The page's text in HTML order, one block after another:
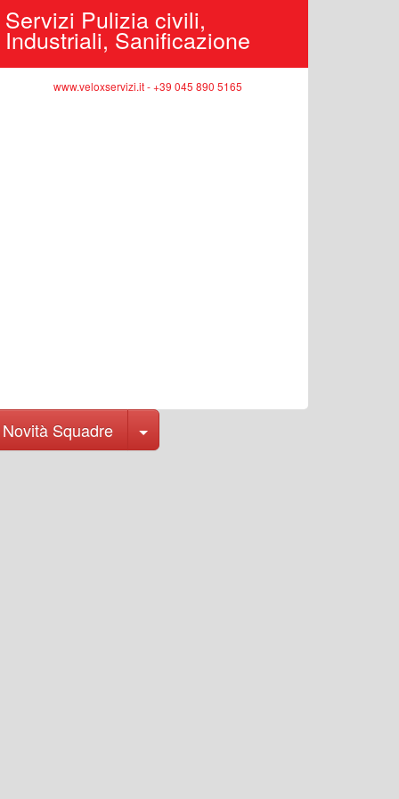
Servizi Pulizia civili,
Industriali, Sanificazione
www.veloxservizi.it - +39 045 890 5165
Novità Squadre Toggle Dropdown